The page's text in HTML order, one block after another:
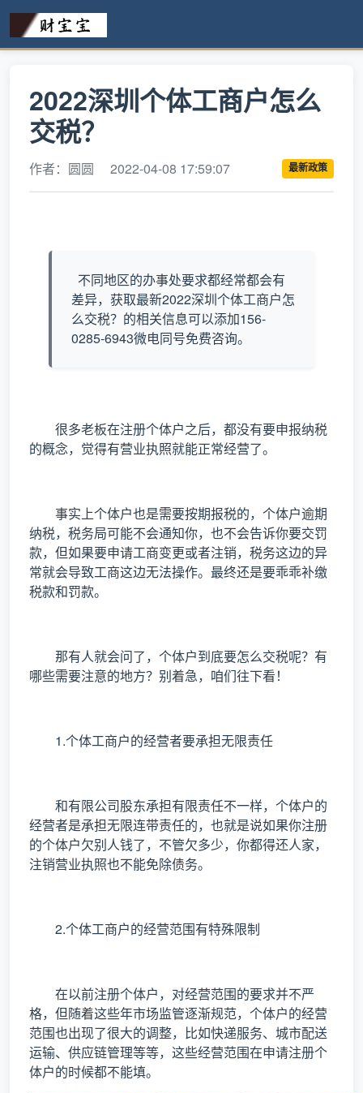
2022深圳个体工商户怎么
交税？
作者：圆圆 2022-04-08 17:59:07 最新政策
不同地区的办事处要求都经常都会有
差异，获取最新2022深圳个体工商户怎
么交税？的相关信息可以添加156-
0285-6943微电同号免费咨询。
很多老板在注册个体户之后，都没有要申报纳税
的概念，觉得有营业执照就能正常经营了。
事实上个体户也是需要按期报税的，个体户逾期
纳税，税务局可能不会通知你，也不会告诉你要交罚
款，但如果要申请工商变更或者注销，税务这边的异
常就会导致工商这边无法操作。最终还是要乖乖补缴
税款和罚款。
那有人就会问了，个体户到底要怎么交税呢？有
哪些需要注意的地方？别着急，咱们往下看！
1.个体工商户的经营者要承担无限责任
和有限公司股东承担有限责任不一样，个体户的
经营者是承担无限连带责任的，也就是说如果你注册
的个体户欠别人钱了，不管欠多少，你都得还人家，
注销营业执照也不能免除债务。
2.个体工商户的经营范围有特殊限制
在以前注册个体户，对经营范围的要求并不严
格，但随着这些年市场监管逐渐规范，个体户的经营
范围也出现了很大的调整，比如快递服务、城市配送
运输、供应链管理等等，这些经营范围在申请注册个
体户的时候都不能填。